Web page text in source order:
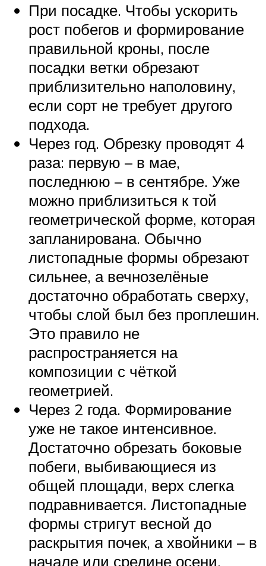
При посадке. Чтобы ускорить
рост побегов и формирование
правильной кроны, после
посадки ветки обрезают
приблизительно наполовину,
если сорт не требует другого
подхода.
Через год. Обрезку проводят 4
раза: первую – в мае,
последнюю – в сентябре. Уже
можно приблизиться к той
геометрической форме, которая
запланирована. Обычно
листопадные формы обрезают
сильнее, а вечнозелёные
достаточно обработать сверху,
чтобы слой был без проплешин.
Это правило не
распространяется на
композиции с чёткой
геометрией.
Через 2 года. Формирование
уже не такое интенсивное.
Достаточно обрезать боковые
побеги, выбивающиеся из
общей площади, верх слегка
подравнивается. Листопадные
формы стригут весной до
раскрытия почек, а хвойники – в
начале или средине осени.